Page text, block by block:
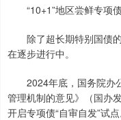
“10+1”地区尝鲜专项债
除了超长期特别国债的
在逐步进行中。
2024年底，国务院办
管理机制的意见》（国办
开启专项债“自审自发”试点